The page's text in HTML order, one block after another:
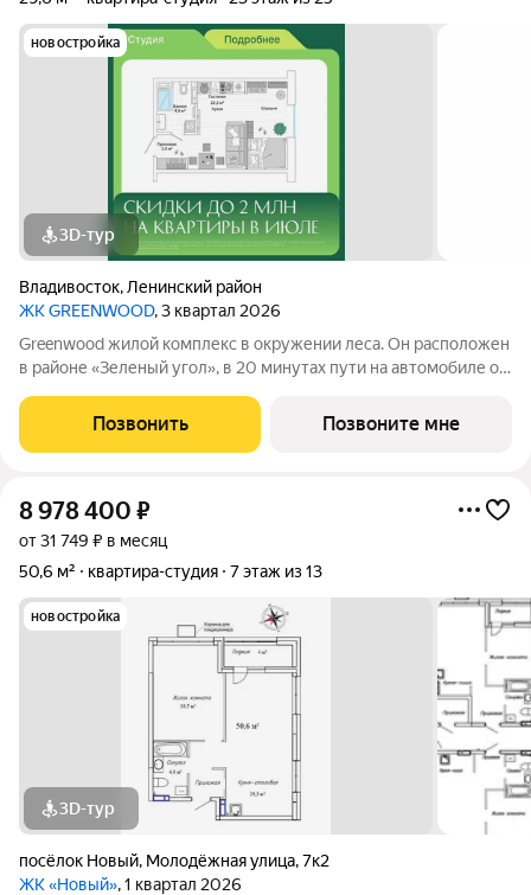
новостройка
3D-тур
Владивосток, Ленинский район
ЖК GREENWOOD, 3 квартал 2026
Greenwood жилой комплекс в окружении леса. Он расположен
в районе «Зеленый угол», в 20 минутах пути на автомобиле от
открывается вид на лесной массив, а с верхних этажей юго-
западной стороны
Позвонить Позвоните мне
8 978 400 ₽
от 31 749 ₽ в месяц
50,6 м²
квартира-студия 7 этаж из 13
новостройка
3D-тур
посёлок Новый, Молодёжная улица,7к2
ЖК «Новый», 1 квартал 2026